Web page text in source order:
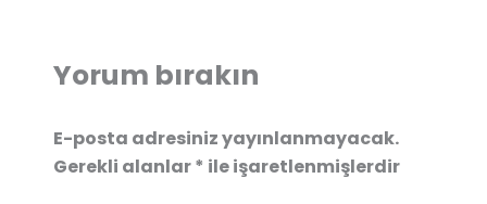
Yorum bırakın
E-posta adresiniz yayınlanmayacak.
Gerekli alanlar* ile işaretlenmişlerdir